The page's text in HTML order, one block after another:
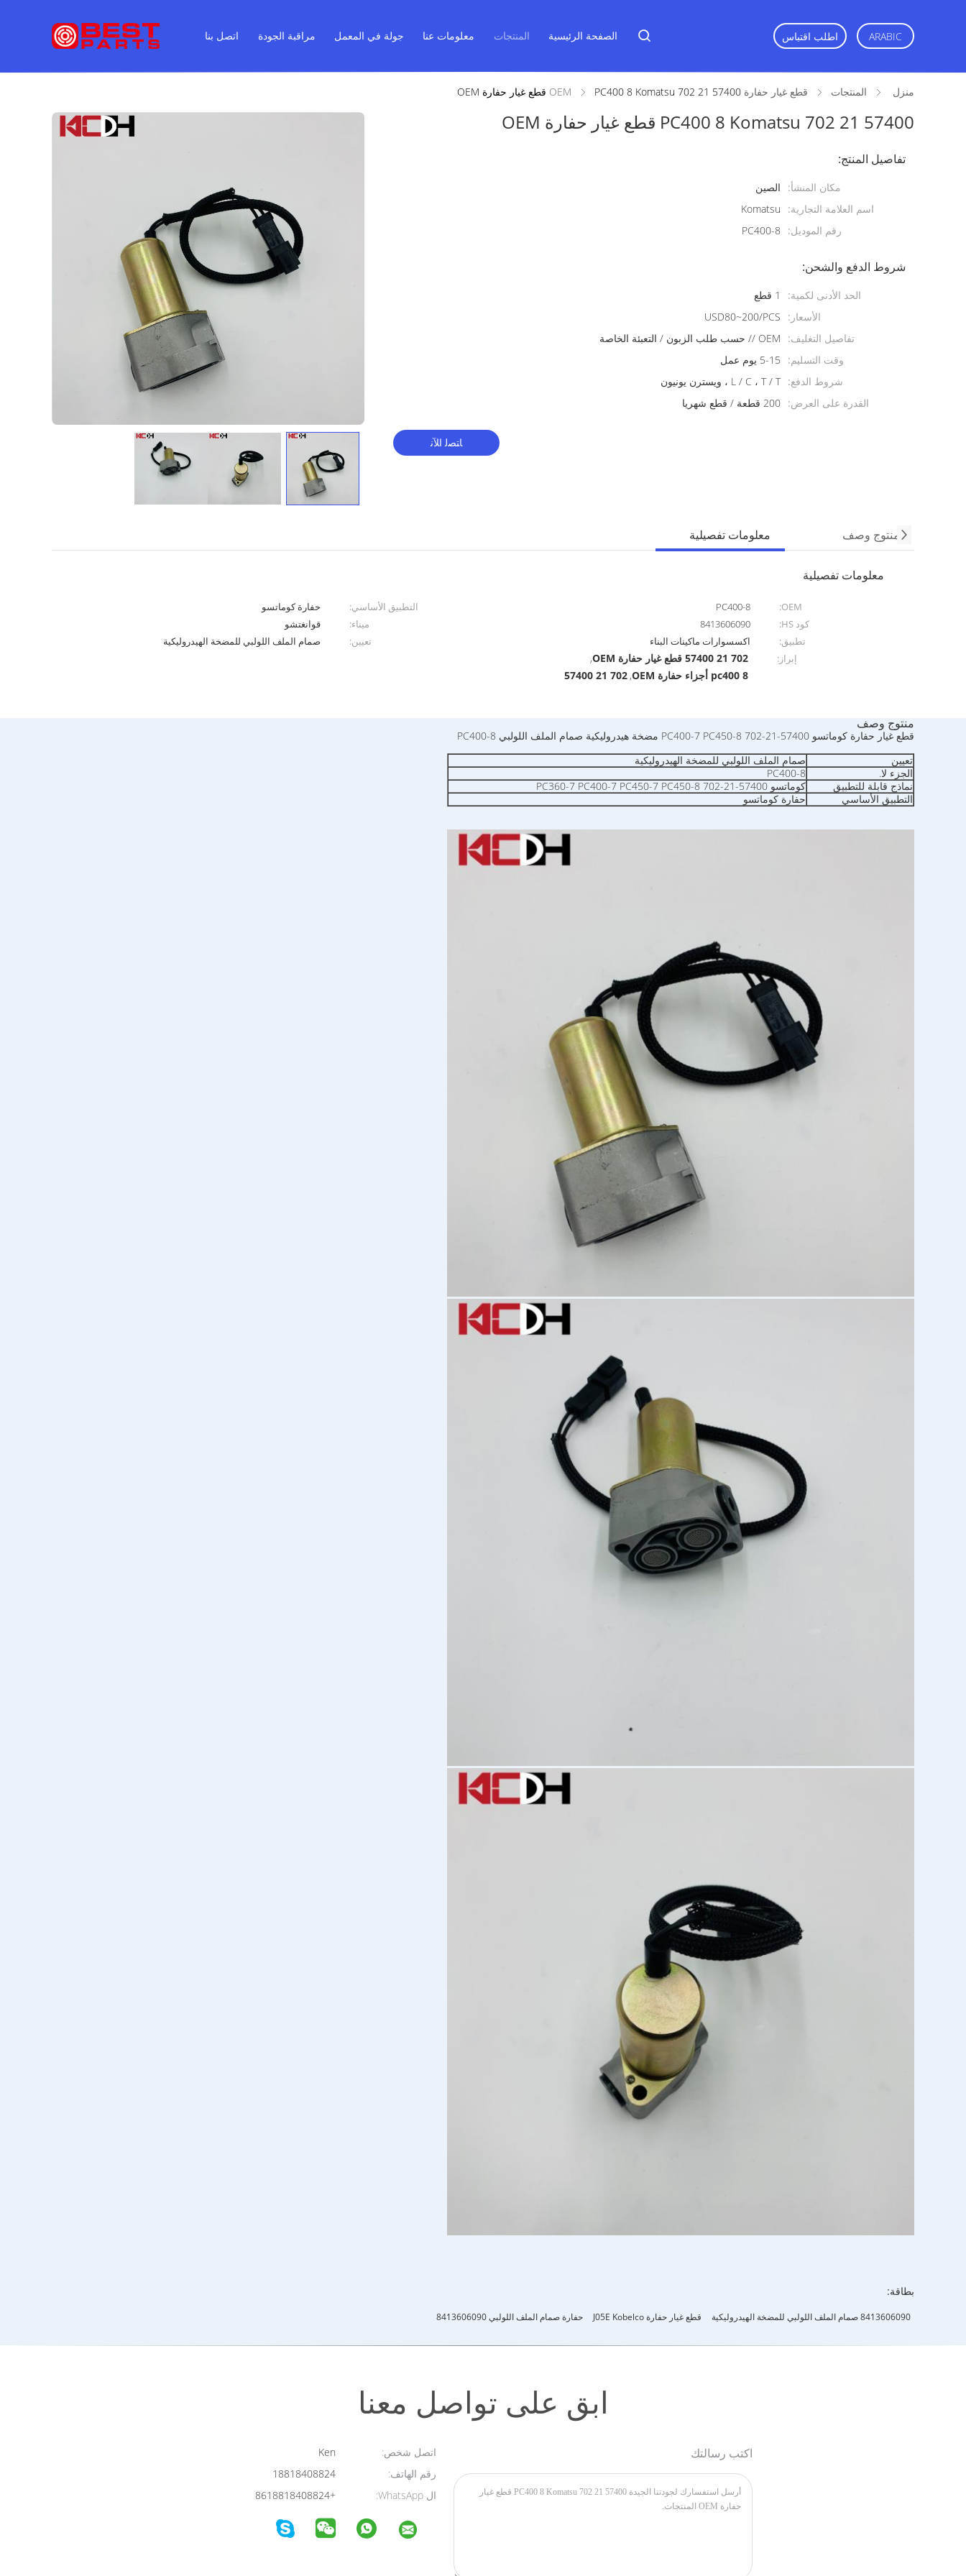
الصفحة الرئيسية المنتجات معلومات عنا جولة في المعمل مراقبة الجودة اتصل بنا اطلب اقتباس ARABIC
منزل المنتجات قطع غيار حفارة OEM PC400 8 Komatsu 702 21 57400 قطع غيار حفارة OEM
PC400 8 Komatsu 702 21 57400 قطع غيار حفارة OEM
تفاصيل المنتج:
مكان المنشأ:
الصين
اسم العلامة التجارية:
Komatsu
رقم الموديل:
PC400-8
شروط الدفع والشحن:
الحد الأدنى لكمية:
1 قطع
الأسعار:
USD80~200/PCS
تفاصيل التغليف:
OEM // حسب طلب الزبون / التعبئة الخاصة
وقت التسليم:
5-15 يوم عمل
شروط الدفع: L / C ، T / T ، ويسترن يونيون
القدرة على العرض: 200 قطعة / قطع شهريا
ﺎﺘﺼﻟ ﺍﻶﻧ
معلومات تفصيلية منتوج وصف
معلومات تفصيلية
OEM:
PC400-8 التطبيق الأساسي:
حفارة كوماتسو
كود HS:
8413606090 ميناء:
قوانغتشو
تطبيق:
اكسسوارات ماكينات البناء تعيين:
صمام الملف اللولبي للمضخة الهيدروليكية
إبراز:
702 21 57400 قطع غيار حفارة OEM ,
pc400 8 أجزاء حفارة OEM ,
702 21 57400
منتوج وصف
قطع غيار حفارة كوماتسو PC400-7 PC450-8 702-21-57400 مضخة هيدروليكية صمام الملف اللولبي PC400-8
تعيين
صمام الملف اللولبي للمضخة الهيدروليكية
الجزء لا.
PC400-8
نماذج قابلة للتطبيق
كوماتسو PC360-7 PC400-7 PC450-7 PC450-8 702-21-57400
التطبيق الأساسي
حفارة كوماتسو
بطاقة:
8413606090 صمام الملف اللولبي للمضخة الهيدروليكية قطع غيار حفارة J05E Kobelco حفارة صمام الملف اللولبي 8413606090
ابق على تواصل معنا
اتصل شخص:
رقم الهاتف:
ال WhatsApp:
+8618818408824
اكتب رسالتك